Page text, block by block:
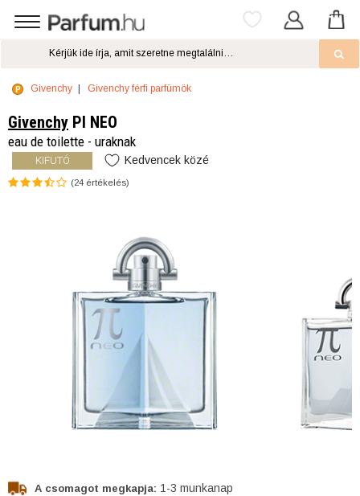
Givenchy Givenchy férfi parfümök
Givenchy PI NEO
eau de toilette - uraknak
KIFUTÓ Kedvencek közé
(24 értékelés)
A csomagot megkapja: 1-3 munkanap